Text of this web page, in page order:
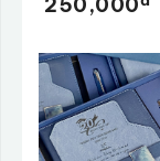
250,000